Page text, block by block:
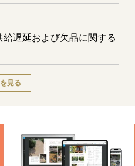
遅延および欠品に関する
見る